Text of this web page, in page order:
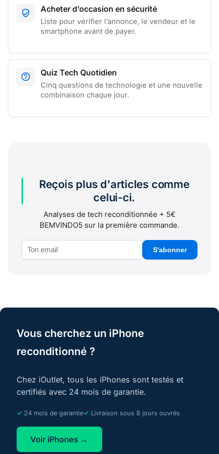
Acheter d’occasion en sécurité
Liste pour vérifier l’annonce, le vendeur et le
smartphone avant de payer.
Quiz Tech Quotidien
Cinq questions de technologie et une nouvelle
combinaison chaque jour.
Reçois plus d'articles comme
celui-ci.
Analyses de tech reconditionnée + 5€
BEMVINDO5 sur la première commande.
S'abonner
Vous cherchez un iPhone
reconditionné ?
Chez iOutlet, tous les iPhones sont testés et
certifiés avec 24 mois de garantie.
24 mois de garantie Livraison sous 8 jours ouvrés
Voir iPhones →